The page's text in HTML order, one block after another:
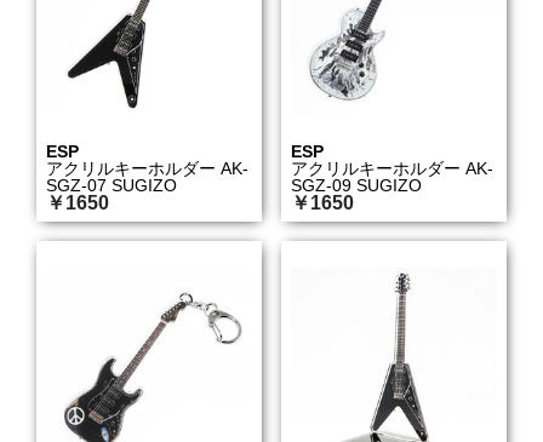
ESP
アクリルキーホルダー AK-
SGZ-07 SUGIZO
￥1650
ESP
アクリルキーホルダー AK-
SGZ-09 SUGIZO
￥1650